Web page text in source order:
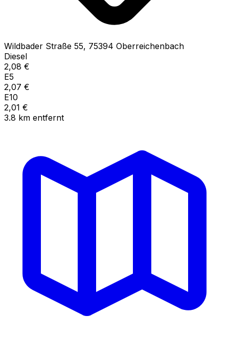
Wildbader Straße 55, 75394 Oberreichenbach
Diesel
2,08 €
E5
2,07 €
E10
2,01 €
3.8 km entfernt